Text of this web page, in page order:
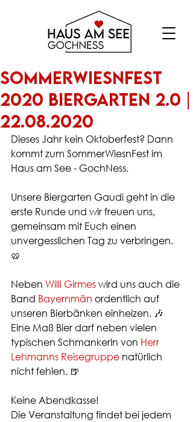
SommerWiesnFest
2020 Biergarten 2.0 |
22.08.2020
Dieses Jahr kein Oktoberfest? Dann
kommt zum SommerWiesnFest im
Haus am See - GochNess.
Unsere Biergarten Gaudi geht in die
erste Runde und wir freuen uns,
gemeinsam mit Euch einen
unvergesslichen Tag zu verbringen.
🥨
Neben Willi Girmes wird uns auch die
Band Bayernmän ordentlich auf
unseren Bierbänken einheizen. 🎶
Eine Maß Bier darf neben vielen
typischen Schmankerln von Herr
Lehmanns Reisegruppe natürlich
nicht fehlen. 🍺
Keine Abendkasse!
Die Veranstaltung findet bei jedem